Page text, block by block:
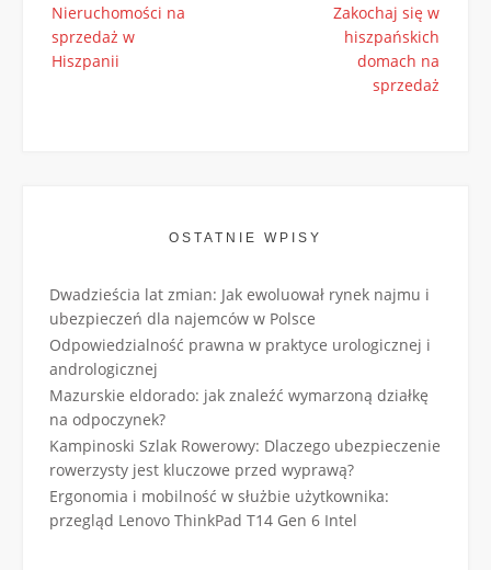
navigation
Nieruchomości na
sprzedaż w
Hiszpanii
Zakochaj się w
hiszpańskich
domach na
sprzedaż
OSTATNIE WPISY
Dwadzieścia lat zmian: Jak ewoluował rynek najmu i
ubezpieczeń dla najemców w Polsce
Odpowiedzialność prawna w praktyce urologicznej i
andrologicznej
Mazurskie eldorado: jak znaleźć wymarzoną działkę
na odpoczynek?
Kampinoski Szlak Rowerowy: Dlaczego ubezpieczenie
rowerzysty jest kluczowe przed wyprawą?
Ergonomia i mobilność w służbie użytkownika:
przegląd Lenovo ThinkPad T14 Gen 6 Intel